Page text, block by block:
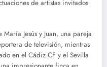
de artistas invitados
Jesús y Juan, una pareja
de televisión, mientras
en el Cádiz CF y el Sevilla